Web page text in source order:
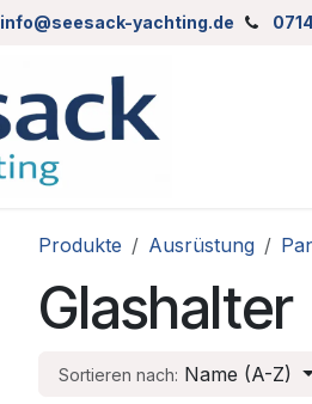
info@seesack-yachting.de
Produkte Ausrüstung
Glashalter
Sortieren nach: Name (A-Z)